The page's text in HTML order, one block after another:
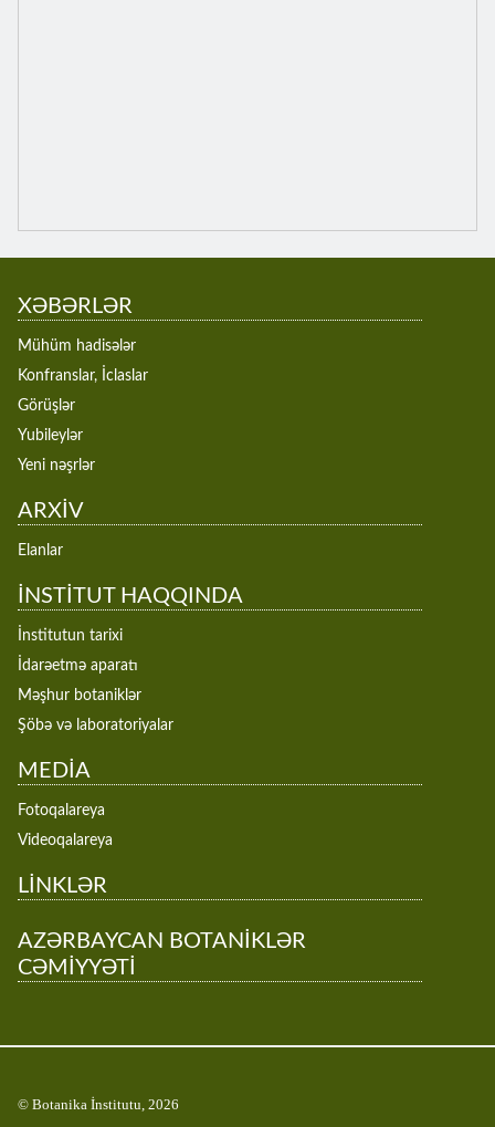
XƏBƏRLƏR
Mühüm hadisələr
Konfranslar, İclaslar
Görüşlər
Yubileylər
Yeni nəşrlər
ARXİV
Elanlar
İNSTİTUT HAQQINDA
İnstitutun tarixi
İdarəetmə aparatı
Məşhur botaniklər
Şöbə və laboratoriyalar
MEDİA
Fotoqalareya
Videoqalareya
LİNKLƏR
AZƏRBAYCAN BOTANİKLƏR
CƏMİYYƏTİ
© Botanika İnstitutu, 2026